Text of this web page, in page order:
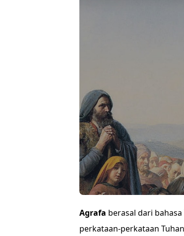
Agrafa berasal dari
perkataan-perkataan